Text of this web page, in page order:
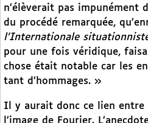
n’élèverait pas impunément
du procédé remarquée,
l’Internationale
pour une fois véridique,
chose était notable car les
tant d’hommages. »
Il y aurait donc ce lien
l’image de Fourier.